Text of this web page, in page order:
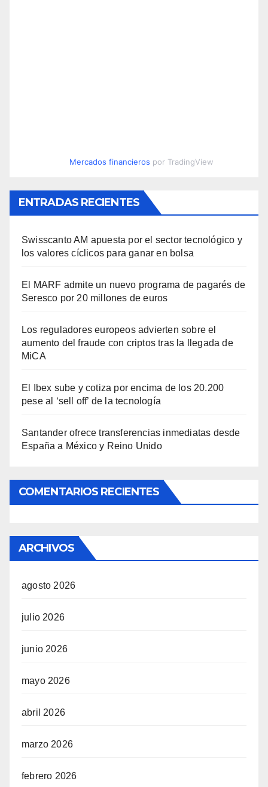
Mercados financieros por TradingView
ENTRADAS RECIENTES
Swisscanto AM apuesta por el sector tecnológico y
los valores cíclicos para ganar en bolsa
El MARF admite un nuevo programa de pagarés de
Seresco por 20 millones de euros
Los reguladores europeos advierten sobre el
aumento del fraude con criptos tras la llegada de
MiCA
El Ibex sube y cotiza por encima de los 20.200
pese al ‘sell off’ de la tecnología
Santander ofrece transferencias inmediatas desde
España a México y Reino Unido
COMENTARIOS RECIENTES
ARCHIVOS
agosto 2026
julio 2026
junio 2026
mayo 2026
abril 2026
marzo 2026
febrero 2026